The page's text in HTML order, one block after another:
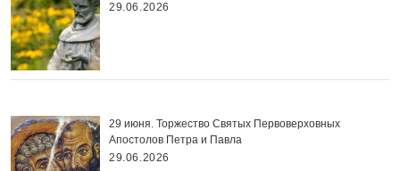
29.06.2026
29 июня. Торжество Святых Первоверховных
Апостолов Петра и Павла
29.06.2026